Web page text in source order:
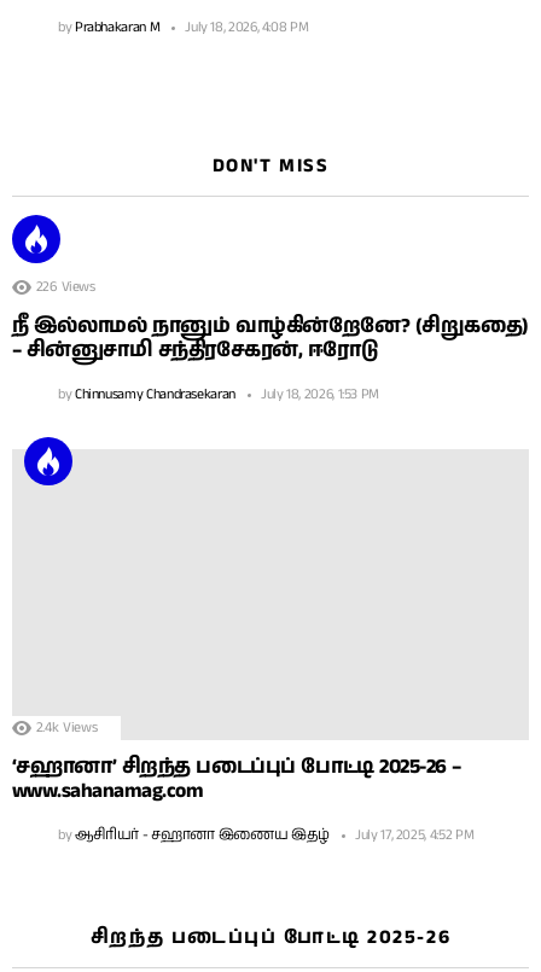
byPrabhakaran M July 18, 2026, 4:08 PM
DON'T MISS
226 Views
நீ இல்லாமல் நானும் வாழ்கின்றேனே? (சிறுகதை)
– சின்னுசாமி சந்திரசேகரன், ஈரோடு
byChinnusamy Chandrasekaran July 18, 2026, 1:53 PM
2.4k Views
‘சஹானா’ சிறந்த படைப்புப் போட்டி 2025-26 –
www.sahanamag.com
byஆசிரியர் - சஹானா இணைய இதழ் July 17, 2025, 4:52 PM
சிறந்த படைப்புப் போட்டி 2025-26